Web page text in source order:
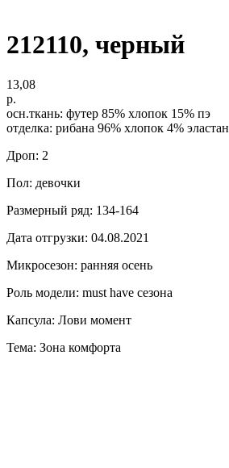
212110, черный
13,08
р.
осн.ткань: футер 85% хлопок 15% пэ
отделка: рибана 96% хлопок 4% эластан
Дроп: 2
Пол: девочки
Размерный ряд: 134-164
Дата отгрузки: 04.08.2021
Микросезон: ранняя осень
Роль модели: must have сезона
Капсула: Лови момент
Тема: Зона комфорта